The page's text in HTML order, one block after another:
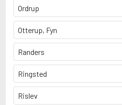
Ordrup
Otterup, Fyn
Randers
Ringsted
Rislev